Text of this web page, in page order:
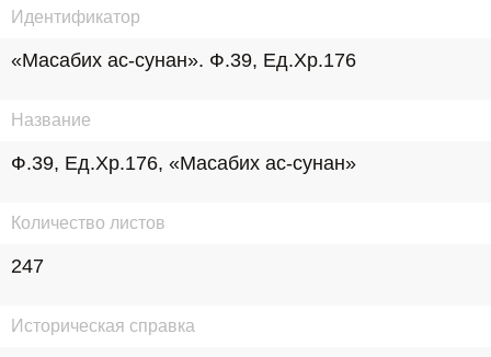
Идентификатор
«Масабих ас-сунан». Ф.39, Ед.Хр.176
Название
Ф.39, Ед.Хр.176, «Масабих ас-сунан»
Количество листов
247
Историческая справка